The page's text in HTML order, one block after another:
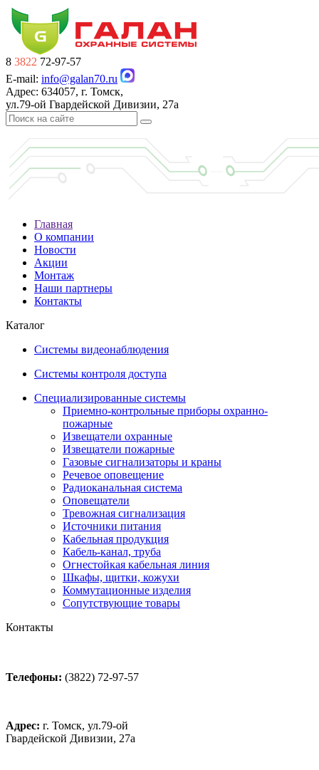
8 3822 72-97-57
E-mail: info@galan70.ru
Адрес: 634057, г. Томск,
ул.79-ой Гвардейской Дивизии, 27а
Главная
О компании
Новости
Акции
Монтаж
Наши партнеры
Контакты
Каталог
Системы видеонаблюдения
Системы контроля доступа
Специализированные системы
Приемно-контрольные приборы охранно-
пожарные
Извещатели охранные
Извещатели пожарные
Газовые сигнализаторы и краны
Речевое оповещение
Радиоканальная система
Оповещатели
Тревожная сигнализация
Источники питания
Кабельная продукция
Кабель-канал, труба
Огнестойкая кабельная линия
Шкафы, щитки, кожухи
Коммутационные изделия
Сопутствующие товары
Контакты
Телефоны: (3822) 72-97-57
Адрес: г. Томск, ул.79-ой
Гвардейской Дивизии, 27а